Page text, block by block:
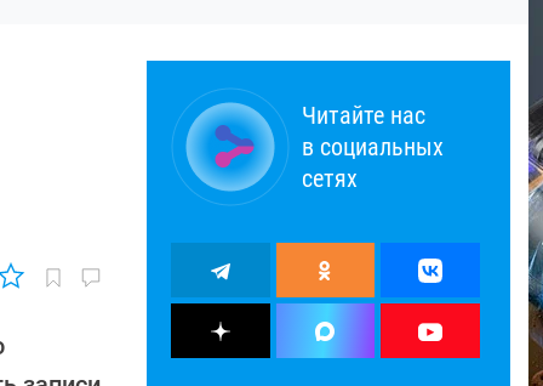
Читайте нас
в социальных
сетях